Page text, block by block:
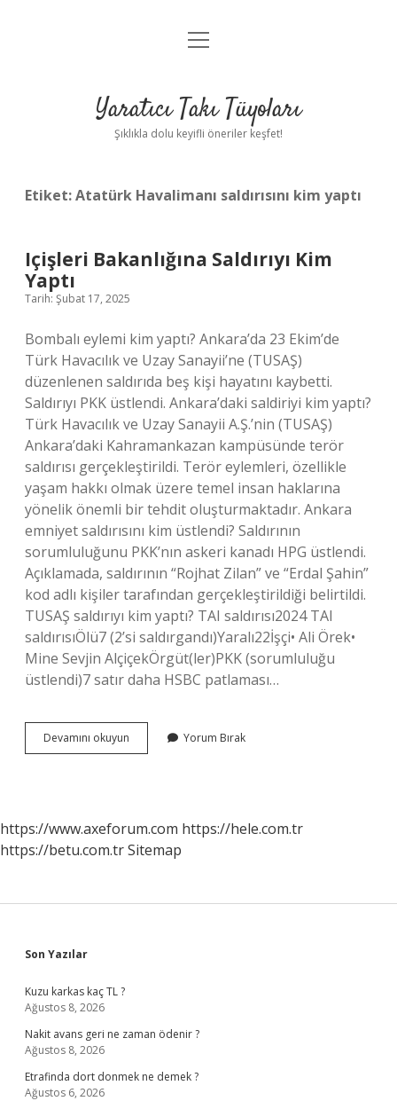
Anasayfa
Yasal Uyarı
menüyü
Yaratıcı Takı Tüyoları
Şıklıkla dolu keyifli öneriler keşfet!
Etiket:Atatürk Havalimanı saldırısını kim yaptı
Içişleri Bakanlığına Saldırıyı Kim
Yaptı
Tarih: Şubat 17, 2025
Bombalı eylemi kim yaptı? Ankara’da 23 Ekim’de
Türk Havacılık ve Uzay Sanayii’ne (TUSAŞ)
düzenlenen saldırıda beş kişi hayatını kaybetti.
Saldırıyı PKK üstlendi. Ankara’daki saldiriyi kim yaptı?
Türk Havacılık ve Uzay Sanayii A.Ş.’nin (TUSAŞ)
Ankara’daki Kahramankazan kampüsünde terör
saldırısı gerçekleştirildi. Terör eylemleri, özellikle
yaşam hakkı olmak üzere temel insan haklarına
yönelik önemli bir tehdit oluşturmaktadır. Ankara
emniyet saldırısını kim üstlendi? Saldırının
sorumluluğunu PKK’nın askeri kanadı HPG üstlendi.
Açıklamada, saldırının “Rojhat Zilan” ve “Erdal Şahin”
kod adlı kişiler tarafından gerçekleştirildiği belirtildi.
TUSAŞ saldırıyı kim yaptı? TAI saldırısı2024 TAI
saldırısıÖlü7 (2’si saldırgandı)Yaralı22İşçi• Ali Örek•
Mine Sevjin AlçiçekÖrgüt(ler)PKK (sorumluluğu
üstlendi)7 satır daha HSBC patlaması…
Devamını okuyun
Bakanlığına
Yorum Bırak
https://www.axeforum.com https://hele.com.tr
https://betu.com.trSitemap
Sidebar
Son Yazılar
Kuzu karkas kaç TL ?
Ağustos 8, 2026
Nakit avans geri ne zaman ödenir ?
Ağustos 8, 2026
Etrafinda dort donmek ne demek ?
Ağustos 6, 2026